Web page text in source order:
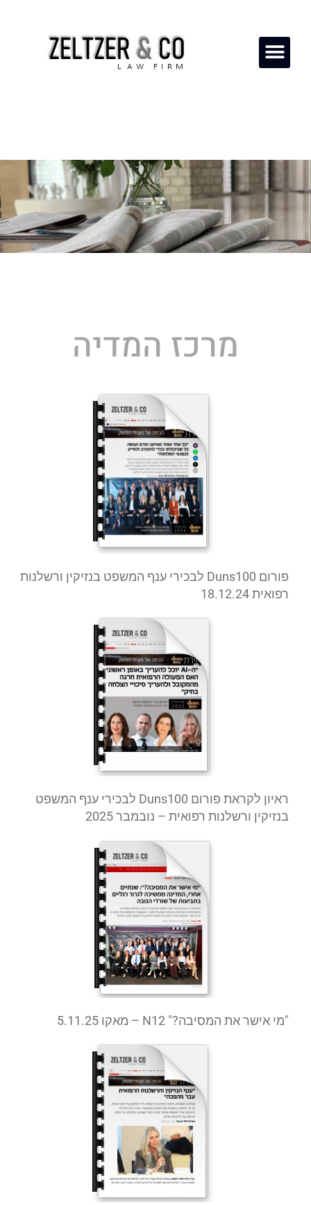
מרכז המדיה
פורום Duns100 לבכירי ענף המשפט בנזיקין ורשלנות
רפואית 18.12.24
ראיון לקראת פורום Duns100 לבכירי ענף המשפט
בנזיקין ורשלנות רפואית – נובמבר 2025
"מי אישר את המסיבה?" 12 N – מאקו 5.11.25